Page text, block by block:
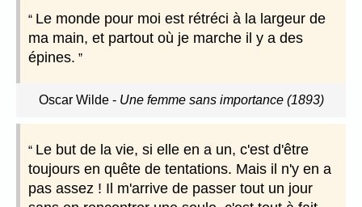
Le monde pour moi est rétréci à la largeur de
ma main, et partout où je marche il y a des
épines.
Oscar Wilde- Une femme sans importance (1893)
Le but de la vie, si elle en a un, c'est d'être
toujours en quête de tentations. Mais il n'y en a
pas assez ! Il m'arrive de passer tout un jour